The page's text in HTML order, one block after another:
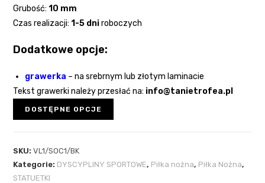
Grubość:10 mm
Czas realizacji:1-5 dniroboczych
Dodatkowe opcje:
grawerka – na srebrnym lub złotym laminacie
Tekst grawerki należy przesłać na: info@tanietrofea.pl
DOSTĘPNE OPCJE
SKU:VL1/SOC1/BK
Kategorie: DYSCYPLINY SPORTOWE, Piłka nożna, Piłka Nożna,
STATUETKI